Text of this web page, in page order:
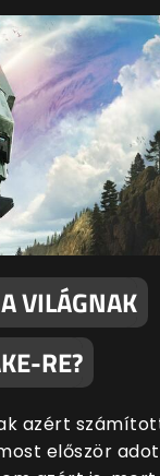
VILÁGNAK
RE?
azért
először